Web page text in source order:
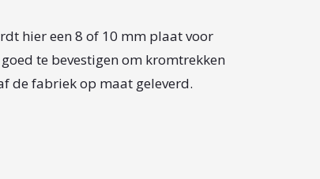
hier een 8 of 10 mm plaat voor
te bevestigen om kromtrekken
de fabriek op maat geleverd.